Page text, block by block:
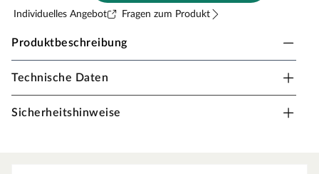
Individuelles Angebot Fragen zum Produkt
Produktbeschreibung
Drückergarnitur Bonita, Edelstahl matt
Drückergarnitur in Buntbartausführung mit Design-L-
Technische Daten
Sicherheitshinweise